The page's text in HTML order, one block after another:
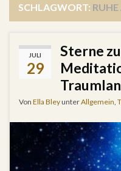
SCHLAGWORT:
JULI
29
Sterne
Von Ella BleyunterAllgemein